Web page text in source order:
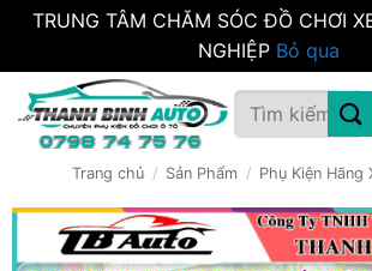
TRUNG TÂM CHĂM SÓC ĐỒ CHƠI
NGHIỆP Bỏ qua
qua
Tìm
kiếm:
Trang chủ / Sản Phẩm / Phụ Kiện Hãng